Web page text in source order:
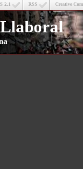
Creative
RSS
2.1